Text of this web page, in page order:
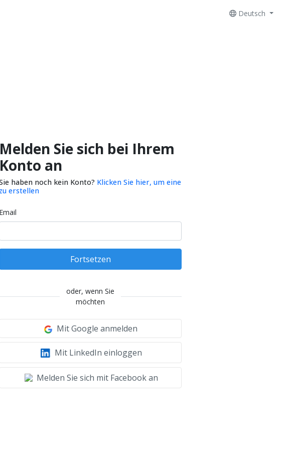
Deutsch
Melden Sie sich bei Ihrem
Konto an
haben noch kein Konto? Klicken Sie hier, um eine
zu erstellen
Email
Fortsetzen
oder, wenn Sie
möchten
Mit Google anmelden
Mit LinkedIn einloggen
Melden Sie sich mit Facebook an